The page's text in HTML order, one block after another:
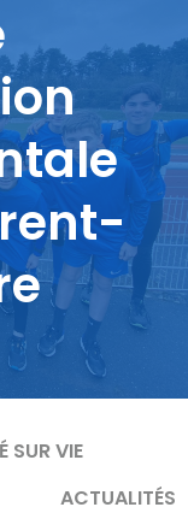
SUR VIE
ACTUALITÉS